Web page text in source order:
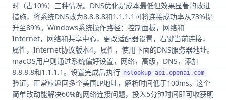
时（占10%）三种情况。DNS优化是成本最低但效果显著的改进
措施，将系统DNS改为8.8.8.8和1.1.1.1可将连接成功率从73%提
升至89%。Windows系统操作路径：控制面板，网络和
Internet，网络和共享中心，更改适配器设置，右键当前连接，
属性，Internet协议版本4，属性，使用下面的DNS服务器地址。
macOS用户则通过系统偏好设置，网络，高级，DNS，添加
8.8.8.8和1.1.1.1。设置完成后执行 nslookup api.openai.com
验证，正常应返回多个美国IP地址，解析时间低于100ms。这个
简单改动能解决60%的网络连接问题，投入5分钟时间即可收获明